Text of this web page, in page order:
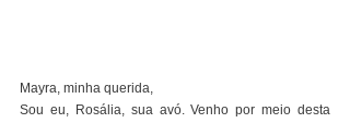
Mayra, minha querida,
Sou eu, Rosália, sua avó. Venho por meio desta